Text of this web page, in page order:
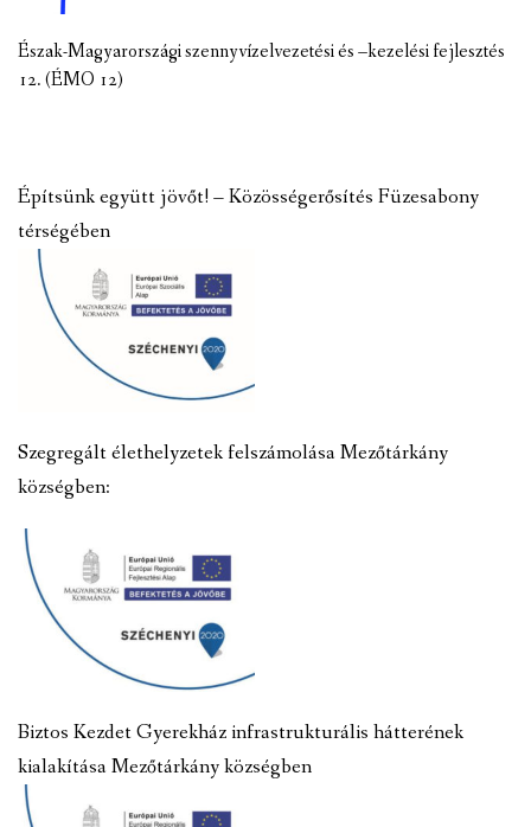
Észak-Magyarországi szennyvízelvezetési és –kezelési fejlesztés
12. (ÉMO 12)
Építsünk együtt jövőt! – Közösségerősítés Füzesabony
térségében
Szegregált élethelyzetek felszámolása Mezőtárkány
községben:
Biztos Kezdet Gyerekház infrastrukturális hátterének
kialakítása Mezőtárkány községben